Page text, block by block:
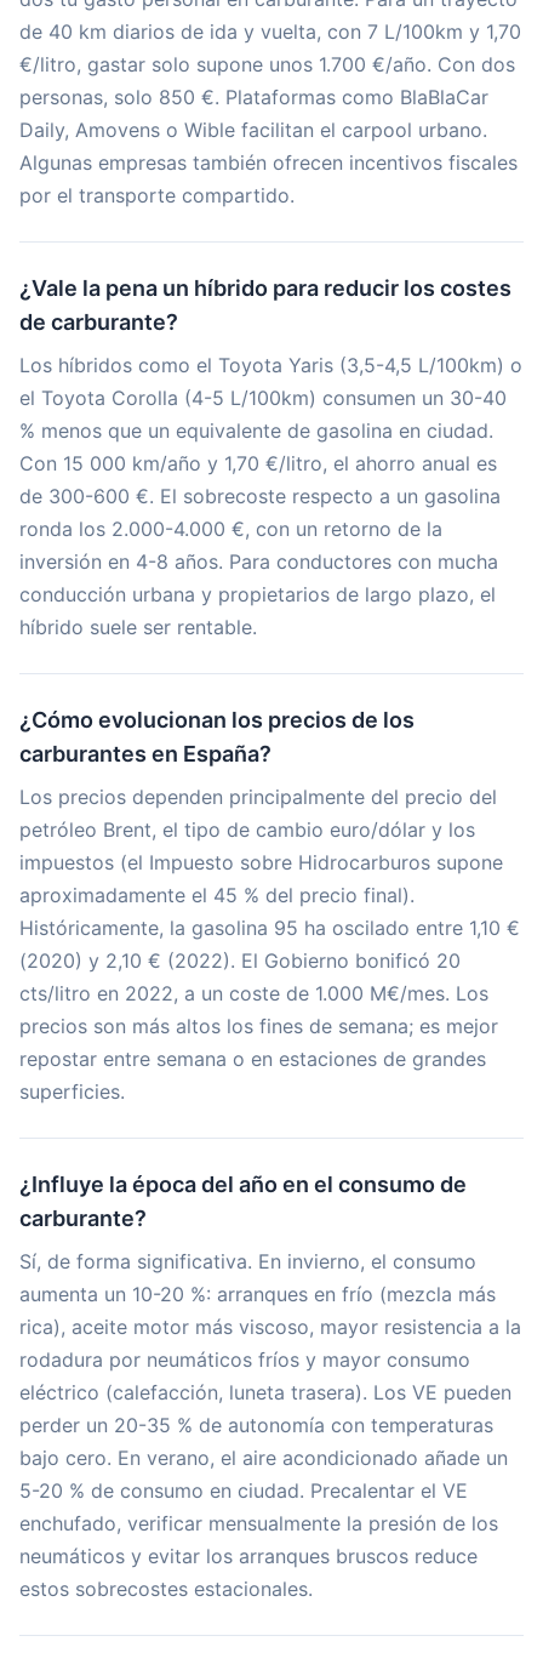
de 40 km diarios de ida y vuelta, con 7 L/100km y 1,70
€/litro, gastar solo supone unos 1.700 €/año. Con dos
personas, solo 850 €. Plataformas como BlaBlaCar
Daily, Amovens o Wible facilitan el carpool urbano.
Algunas empresas también ofrecen incentivos fiscales
por el transporte compartido.
¿Vale la pena un híbrido para reducir los costes
de carburante?
Los híbridos como el Toyota Yaris (3,5-4,5 L/100km) o
el Toyota Corolla (4-5 L/100km) consumen un 30-40
% menos que un equivalente de gasolina en ciudad.
Con 15 000 km/año y 1,70 €/litro, el ahorro anual es
de 300-600 €. El sobrecoste respecto a un gasolina
ronda los 2.000-4.000 €, con un retorno de la
inversión en 4-8 años. Para conductores con mucha
conducción urbana y propietarios de largo plazo, el
híbrido suele ser rentable.
¿Cómo evolucionan los precios de los
carburantes en España?
Los precios dependen principalmente del precio del
petróleo Brent, el tipo de cambio euro/dólar y los
impuestos (el Impuesto sobre Hidrocarburos supone
aproximadamente el 45 % del precio final).
Históricamente, la gasolina 95 ha oscilado entre 1,10 €
(2020) y 2,10 € (2022). El Gobierno bonificó 20
cts/litro en 2022, a un coste de 1.000 M€/mes. Los
precios son más altos los fines de semana; es mejor
repostar entre semana o en estaciones de grandes
superficies.
¿Influye la época del año en el consumo de
carburante?
Sí, de forma significativa. En invierno, el consumo
aumenta un 10-20 %: arranques en frío (mezcla más
rica), aceite motor más viscoso, mayor resistencia a la
rodadura por neumáticos fríos y mayor consumo
eléctrico (calefacción, luneta trasera). Los VE pueden
perder un 20-35 % de autonomía con temperaturas
bajo cero. En verano, el aire acondicionado añade un
5-20 % de consumo en ciudad. Precalentar el VE
enchufado, verificar mensualmente la presión de los
neumáticos y evitar los arranques bruscos reduce
estos sobrecostes estacionales.